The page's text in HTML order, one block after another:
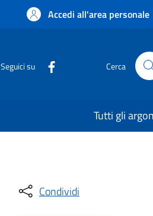
Accedi all'area personale
Seguici su Cerca
Tutti gli
Condividi